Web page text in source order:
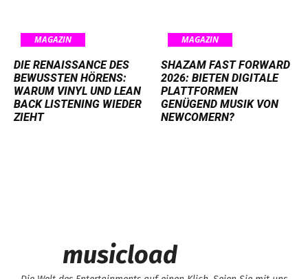
MAGAZIN
DIE RENAISSANCE DES
BEWUSSTEN HÖRENS:
WARUM VINYL UND LEAN
BACK LISTENING WIEDER
ZIEHT
MAGAZIN
SHAZAM FAST FORWARD
2026: BIETEN DIGITALE
PLATTFORMEN
GENÜGEND MUSIK VON
NEWCOMERN?
musicload